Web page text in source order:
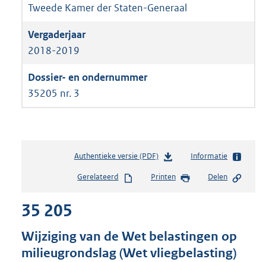
Tweede Kamer der Staten-Generaal
2018-2019
35205 nr. 3
Authentieke versie (PDF)b
s
s
g
Informatie
Gerelateerd Printen Delen
35 205
Wijziging van de Wet belastingen op
milieugrondslag (Wet vliegbelasting)